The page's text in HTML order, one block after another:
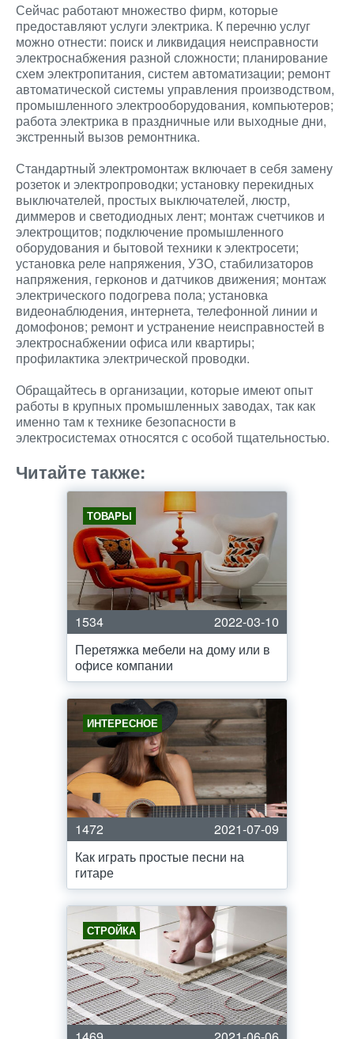
Сейчас работают множество фирм, которые
предоставляют услуги электрика. К перечню услуг
можно отнести: поиск и ликвидация неисправности
электроснабжения разной сложности; планирование
схем электропитания, систем автоматизации; ремонт
автоматической системы управления производством,
промышленного электрооборудования, компьютеров;
работа электрика в праздничные или выходные дни,
экстренный вызов ремонтника.
Стандартный электромонтаж включает в себя замену
розеток и электропроводки; установку перекидных
выключателей, простых выключателей, люстр,
диммеров и светодиодных лент; монтаж счетчиков и
электрощитов; подключение промышленного
оборудования и бытовой техники к электросети;
установка реле напряжения, УЗО, стабилизаторов
напряжения, герконов и датчиков движения; монтаж
электрического подогрева пола; установка
видеонаблюдения, интернета, телефонной линии и
домофонов; ремонт и устранение неисправностей в
электроснабжении офиса или квартиры;
профилактика электрической проводки.
Обращайтесь в организации, которые имеют опыт
работы в крупных промышленных заводах, так как
именно там к технике безопасности в
электросистемах относятся с особой тщательностью.
Читайте также:
ТОВАРЫ
1534
2022-03-10
Перетяжка мебели на дому или в
офисе компании
ИНТЕРЕСНОЕ
1472
2021-07-09
Как играть простые песни на
гитаре
СТРОЙКА